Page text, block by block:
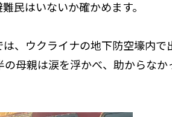
民はいないか確かめます。
、ウクライナの地下防空壕内
母親は涙を浮かべ、助からな